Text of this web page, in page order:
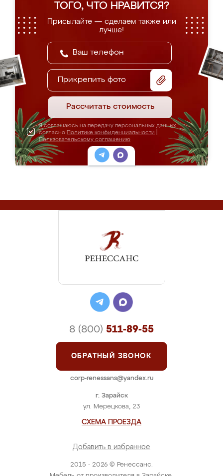
ТОГО, ЧТО НРАВИТСЯ?
Присылайте — сделаем также или
лучше!
Прикрепить фото
Рассчитать стоимость
Я соглашаюсь на передачу персональных данных
согласно Политике конфиденциальности
Пользовательскому соглашению
2015 - 2026 © Ренессанс.
г. Зарайск
ул. Мерецкова, 23
СХЕМА ПРОЕЗДА
Добавить в избранное
8 (800) 511-89-55
ОБРАТНЫЙ ЗВОНОК
corp-renessans@yandex.ru